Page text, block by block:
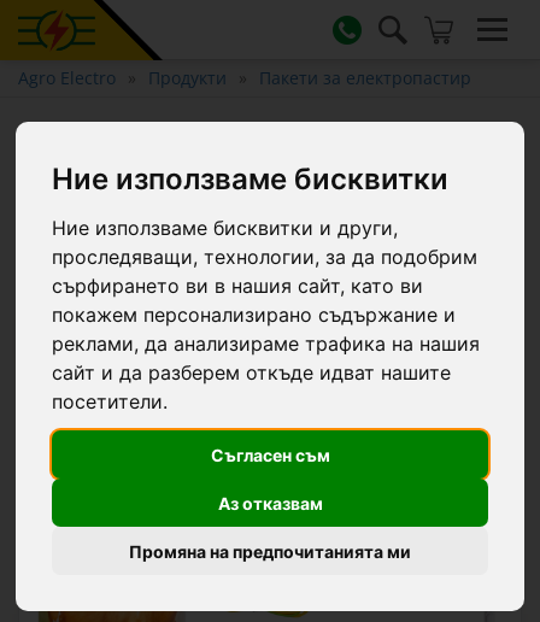
Ние използваме бисквитки
Ние използваме бисквитки и други,
проследяващи, технологии, за да подобрим
сърфирането ви в нашия сайт, като ви
покажем персонализирано съдържание и
реклами, да анализираме трафика на нашия
сайт и да разберем откъде идват нашите
посетители.
Съгласен съм
Аз отказвам
Промяна на предпочитанията ми
Agro Electro Продукти Пакети за електропастир
(електрическа ограда) за
кучета с включени
пластмасови колчета
-5.5 €